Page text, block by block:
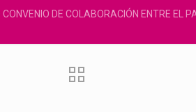
CONVENIO DE COLABORACIÓN ENTRE EL